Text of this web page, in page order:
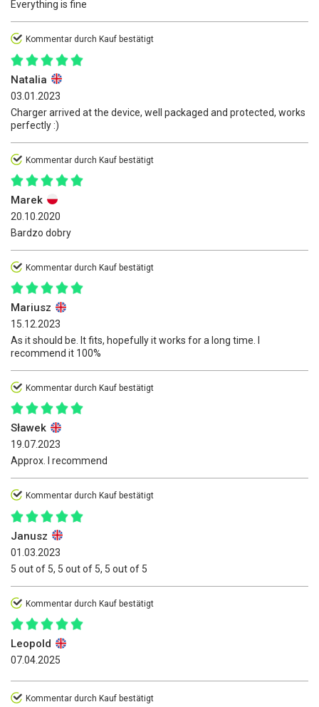
Everything is fine
Kommentar durch Kauf bestätigt
Natalia
03.01.2023
Charger arrived at the device, well packaged and protected, works
perfectly :)
Kommentar durch Kauf bestätigt
Marek
20.10.2020
Bardzo dobry
Kommentar durch Kauf bestätigt
Mariusz
15.12.2023
As it should be. It fits, hopefully it works for a long time. I
recommend it 100%
Kommentar durch Kauf bestätigt
Sławek
19.07.2023
Approx. I recommend
Kommentar durch Kauf bestätigt
Janusz
01.03.2023
5 out of 5, 5 out of 5, 5 out of 5
Kommentar durch Kauf bestätigt
Leopold
07.04.2025
Kommentar durch Kauf bestätigt